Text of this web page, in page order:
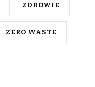
ZDROWIE
ZERO WASTE